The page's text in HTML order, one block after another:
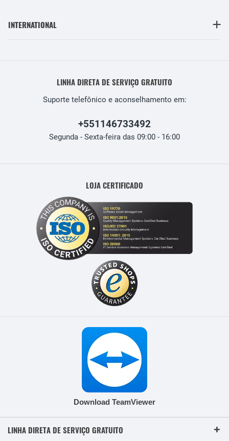
INTERNATIONAL
LINHA DIRETA DE SERVIÇO GRATUITO
Suporte telefônico e aconselhamento em:
+551146733492
Segunda - Sexta-feira das 09:00 - 16:00
LOJA CERTIFICADO
Download TeamViewer
LINHA DIRETA DE SERVIÇO GRATUITO